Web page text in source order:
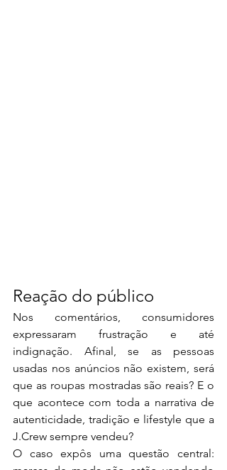
Reação do público
Nos comentários, consumidores
expressaram frustração e até
indignação. Afinal, se as pessoas
usadas nos anúncios não existem, será
que as roupas mostradas são reais? E o
que acontece com toda a narrativa de
autenticidade, tradição e lifestyle que a
J.Crew sempre vendeu?
O caso expôs uma questão central: